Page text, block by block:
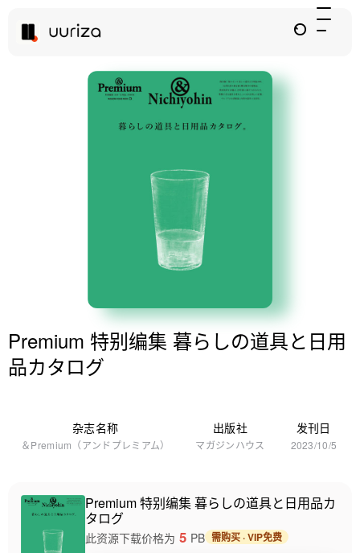
Premium 特别编集 暮らしの道具と日用
品カタログ
杂志名称
＆Premium（アンドプレミアム）
出版社
マガジンハウス
发刊日
2023/10/5
Premium 特别编集 暮らしの道具と日用品カ
タログ
此资源下载价格为 5 PB 需购买 · VIP免费